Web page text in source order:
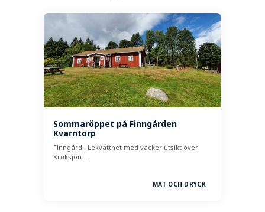
Sommaröppet på Finngården
Kvarntorp
Finngård i Lekvattnet med vacker utsikt över
Kroksjön…
MAT OCH DRYCK